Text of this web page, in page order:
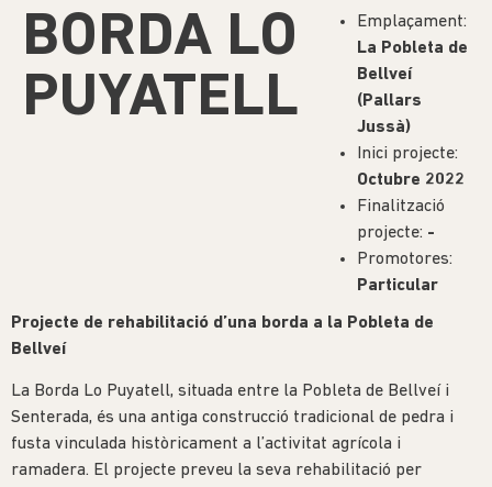
BORDA LO
PUYATELL
Emplaçament:
La Pobleta de
Bellveí
(Pallars
Jussà)
Inici projecte:
Octubre 2022
Finalització
projecte: -
Promotores:
Particular
Projecte de rehabilitació d’una borda a la Pobleta de
Bellveí
La Borda Lo Puyatell, situada entre la Pobleta de Bellveí i
Senterada, és una antiga construcció tradicional de pedra i
fusta vinculada històricament a l’activitat agrícola i
ramadera. El projecte preveu la seva rehabilitació per